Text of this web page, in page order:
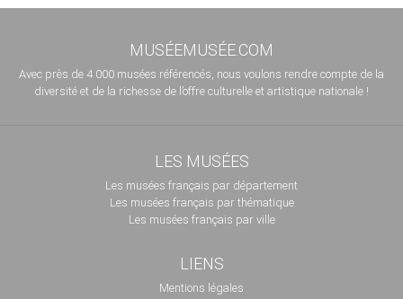
MUSÉEMUSÉE.COM
Avec près de 4 000 musées référencés, nous voulons rendre compte de la
diversité et de la richesse de l’offre culturelle et artistique nationale !
LES MUSÉES
Les musées français par département
Les musées français par thématique
Les musées français par ville
LIENS
Mentions légales